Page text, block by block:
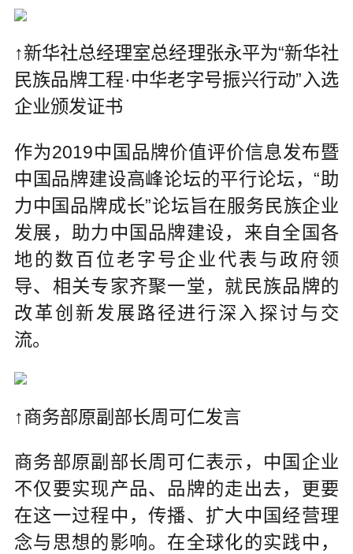
↑新华社总经理室总经理张永平为“新华社
民族品牌工程·中华老字号振兴行动”入选
企业颁发证书
作为2019中国品牌价值评价信息发布暨
中国品牌建设高峰论坛的平行论坛，“助
力中国品牌成长”论坛旨在服务民族企业
发展，助力中国品牌建设，来自全国各
地的数百位老字号企业代表与政府领
导、相关专家齐聚一堂，就民族品牌的
改革创新发展路径进行深入探讨与交
流。
↑商务部原副部长周可仁发言
商务部原副部长周可仁表示，中国企业
不仅要实现产品、品牌的走出去，更要
在这一过程中，传播、扩大中国经营理
念与思想的影响。在全球化的实践中，